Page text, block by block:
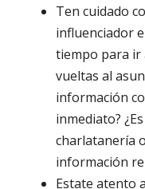
Ten cuidado
influenciador
tiempo para ir
vueltas al
información
inmediato?
charlatanería
información
Estate atento